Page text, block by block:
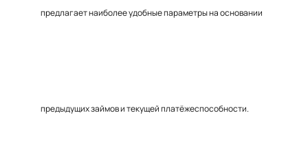
предлагает наиболее удобные параметры на основании
предыдущих займов и текущей платёжеспособности.